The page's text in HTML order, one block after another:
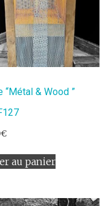
“Métal & Wood ”
€
au panier